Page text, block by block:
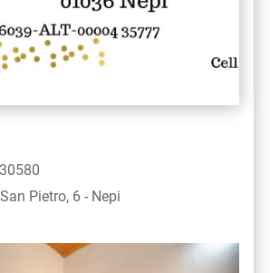
Pietro, 6 - Nepi